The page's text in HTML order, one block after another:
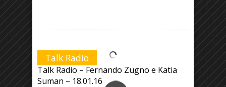
Talk Radio
Talk Radio – Fernando Zugno e Katia
Suman – 18.01.16